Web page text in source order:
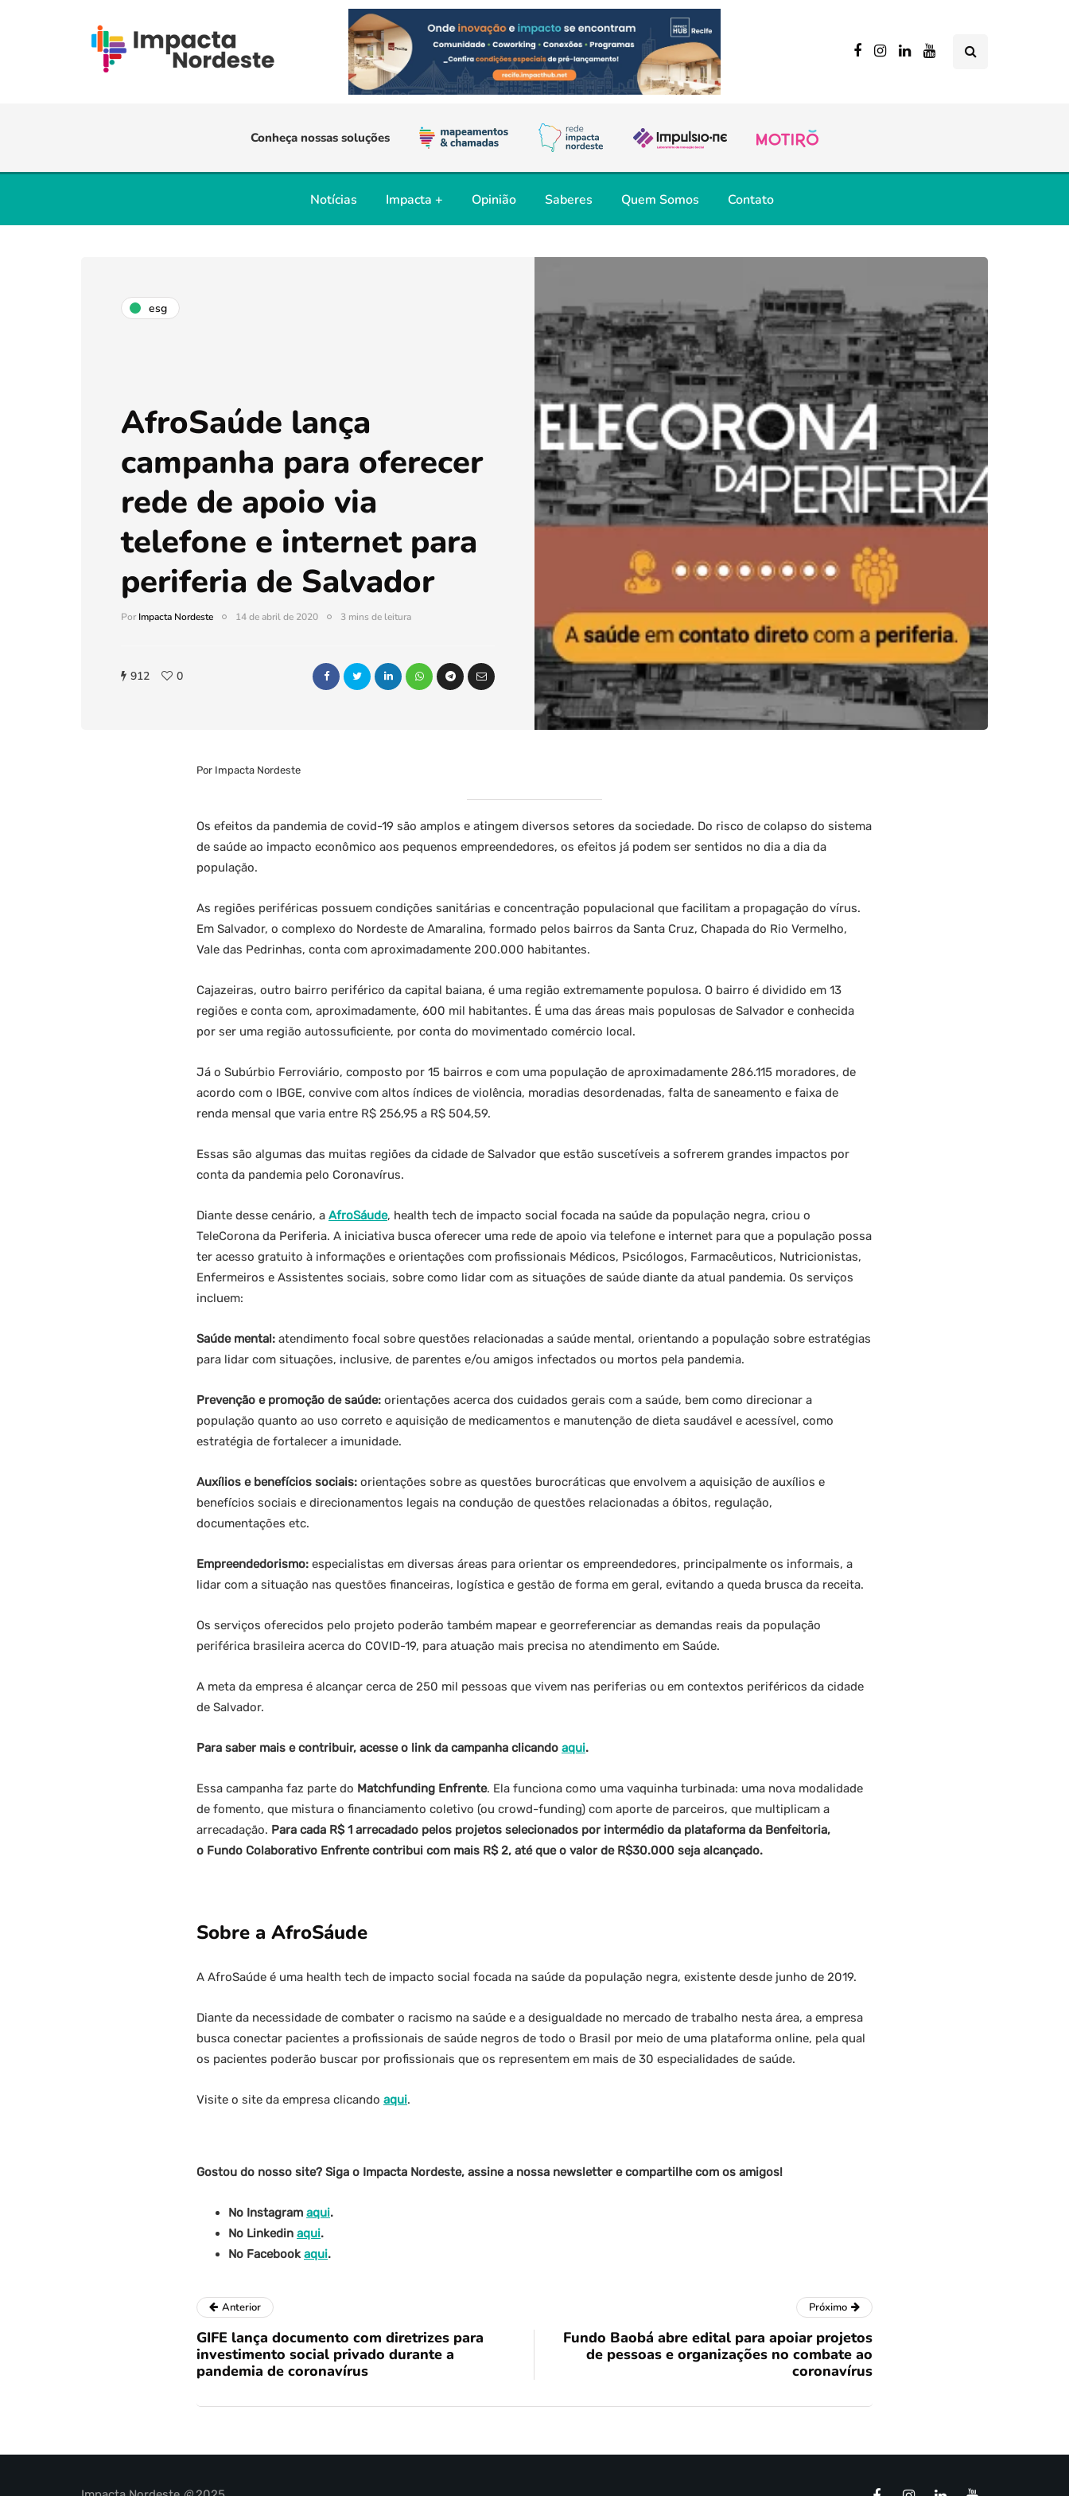
Conheça nossas soluções
Notícias Impacta + Opinião Saberes Quem Somos Contato
esg
AfroSaúde lança
campanha para oferecer
rede de apoio via
telefone e internet para
periferia de Salvador
PorImpacta Nordeste 14 de abril de 2020 3 mins de leitura
912 0
Por Impacta Nordeste
Os efeitos da pandemia de covid-19 são amplos e atingem diversos setores da sociedade. Do risco de colapso do sistema
de saúde ao impacto econômico aos pequenos empreendedores, os efeitos já podem ser sentidos no dia a dia da
população.
As regiões periféricas possuem condições sanitárias e concentração populacional que facilitam a propagação do vírus.
Em Salvador, o complexo do Nordeste de Amaralina, formado pelos bairros da Santa Cruz, Chapada do Rio Vermelho,
Vale das Pedrinhas, conta com aproximadamente 200.000 habitantes.
Cajazeiras, outro bairro periférico da capital baiana, é uma região extremamente populosa. O bairro é dividido em 13
regiões e conta com, aproximadamente, 600 mil habitantes. É uma das áreas mais populosas de Salvador e conhecida
por ser uma região autossuficiente, por conta do movimentado comércio local.
Já o Subúrbio Ferroviário, composto por 15 bairros e com uma população de aproximadamente 286.115 moradores, de
acordo com o IBGE, convive com altos índices de violência, moradias desordenadas, falta de saneamento e faixa de
renda mensal que varia entre R$ 256,95 a R$ 504,59.
Essas são algumas das muitas regiões da cidade de Salvador que estão suscetíveis a sofrerem grandes impactos por
conta da pandemia pelo Coronavírus.
Diante desse cenário, a AfroSáude, health tech de impacto social focada na saúde da população negra, criou o
TeleCorona da Periferia. A iniciativa busca oferecer uma rede de apoio via telefone e internet para que a população possa
ter acesso gratuito à informações e orientações com profissionais Médicos, Psicólogos, Farmacêuticos, Nutricionistas,
Enfermeiros e Assistentes sociais, sobre como lidar com as situações de saúde diante da atual pandemia. Os serviços
incluem:
Saúde mental: atendimento focal sobre questões relacionadas a saúde mental, orientando a população sobre estratégias
para lidar com situações, inclusive, de parentes e/ou amigos infectados ou mortos pela pandemia.
Prevenção e promoção de saúde: orientações acerca dos cuidados gerais com a saúde, bem como direcionar a
população quanto ao uso correto e aquisição de medicamentos e manutenção de dieta saudável e acessível, como
estratégia de fortalecer a imunidade.
Auxílios e benefícios sociais: orientações sobre as questões burocráticas que envolvem a aquisição de auxílios e
benefícios sociais e direcionamentos legais na condução de questões relacionadas a óbitos, regulação,
documentações etc.
Empreendedorismo: especialistas em diversas áreas para orientar os empreendedores, principalmente os informais, a
lidar com a situação nas questões financeiras, logística e gestão de forma em geral, evitando a queda brusca da receita.
Os serviços oferecidos pelo projeto poderão também mapear e georreferenciar as demandas reais da população
periférica brasileira acerca do COVID-19, para atuação mais precisa no atendimento em Saúde.
A meta da empresa é alcançar cerca de 250 mil pessoas que vivem nas periferias ou em contextos periféricos da cidade
de Salvador.
Para saber mais e contribuir, acesse o link da campanha clicando aqui.
Essa campanha faz parte do Matchfunding Enfrente. Ela funciona como uma vaquinha turbinada: uma nova modalidade
de fomento, que mistura o financiamento coletivo (ou crowd-funding) com aporte de parceiros, que multiplicam a
arrecadação. Para cada R$ 1 arrecadado pelos projetos selecionados por intermédio da plataforma da Benfeitoria,
o Fundo Colaborativo Enfrente contribui com mais R$ 2, até que o valor de R$30.000 seja alcançado.
Sobre a AfroSáude
A AfroSaúde é uma health tech de impacto social focada na saúde da população negra, existente desde junho de 2019.
Diante da necessidade de combater o racismo na saúde e a desigualdade no mercado de trabalho nesta área, a empresa
busca conectar pacientes a profissionais de saúde negros de todo o Brasil por meio de uma plataforma online, pela qual
os pacientes poderão buscar por profissionais que os representem em mais de 30 especialidades de saúde.
Visite o site da empresa clicando aqui.
Gostou do nosso site? Siga o Impacta Nordeste, assine a nossa newsletter e compartilhe com os amigos!
No Instagram aqui.
No Linkedin aqui.
No Facebook aqui.
Anterior
GIFE lança documento com diretrizes para
investimento social privado durante a
pandemia de coronavírus
Próximo
Fundo Baobá abre edital para apoiar projetos
de pessoas e organizações no combate ao
coronavírus